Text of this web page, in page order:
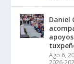
Daniel
Ago 6,
2026-